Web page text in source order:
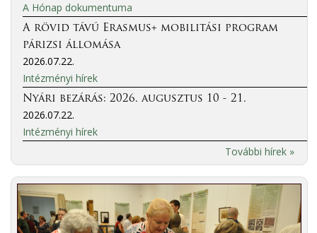
A Hónap dokumentuma
A rövid távú Erasmus+ mobilitási program
párizsi állomása
2026.07.22.
Intézményi hírek
Nyári bezárás: 2026. augusztus 10 - 21.
2026.07.22.
Intézményi hírek
További hírek »